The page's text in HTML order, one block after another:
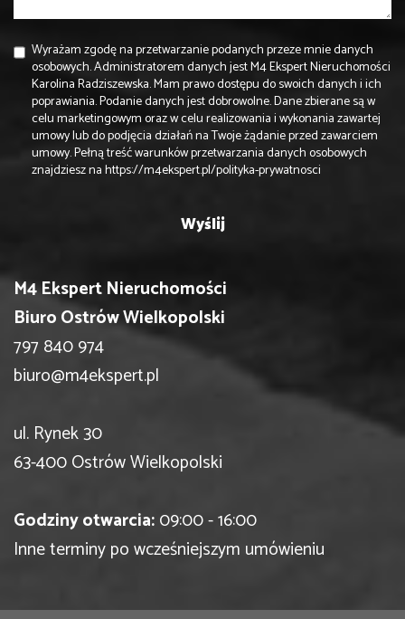
Wyrażam zgodę na przetwarzanie podanych przeze mnie danych
osobowych. Administratorem danych jest M4 Ekspert Nieruchomości
Karolina Radziszewska. Mam prawo dostępu do swoich danych i ich
poprawiania. Podanie danych jest dobrowolne. Dane zbierane są w
celu marketingowym oraz w celu realizowania i wykonania zawartej
umowy lub do podjęcia działań na Twoje żądanie przed zawarciem
umowy. Pełną treść warunków przetwarzania danych osobowych
znajdziesz nahttps://m4ekspert.pl/polityka-prywatnosci
M4 Ekspert Nieruchomości
Biuro Ostrów Wielkopolski
797 840 974
biuro@m4ekspert.pl
ul. Rynek 30
63-400 Ostrów Wielkopolski
Godziny otwarcia:09:00 - 16:00
Inne terminy po wcześniejszym umówieniu